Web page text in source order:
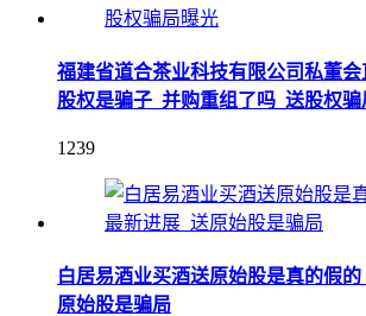
福建省道合茶业科技有限公司私董
股权是骗子_并购重组了吗_送股权
1239
白居易酒业买酒送原始股是真的假
原始股是骗局